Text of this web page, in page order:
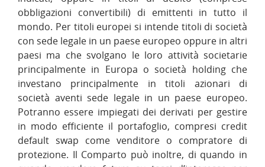
obbligazioni convertibili) di emittenti in tutto il
mondo. Per titoli europei si intende titoli di società
con sede legale in un paese europeo oppure in altri
paesi ma che svolgano le loro attività societarie
principalmente in Europa o società holding che
investano principalmente in titoli azionari di
società aventi sede legale in un paese europeo.
Potranno essere impiegati dei derivati per gestire
in modo efficiente il portafoglio, compresi credit
default swap come venditore o compratore di
protezione. Il Comparto può inoltre, di quando in